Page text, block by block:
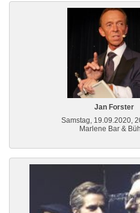
Jan Forster
Samstag, 19.09.2020,
Marlene Bar &